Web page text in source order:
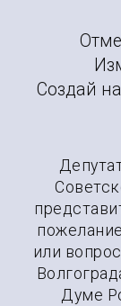
Создай
или
Думе